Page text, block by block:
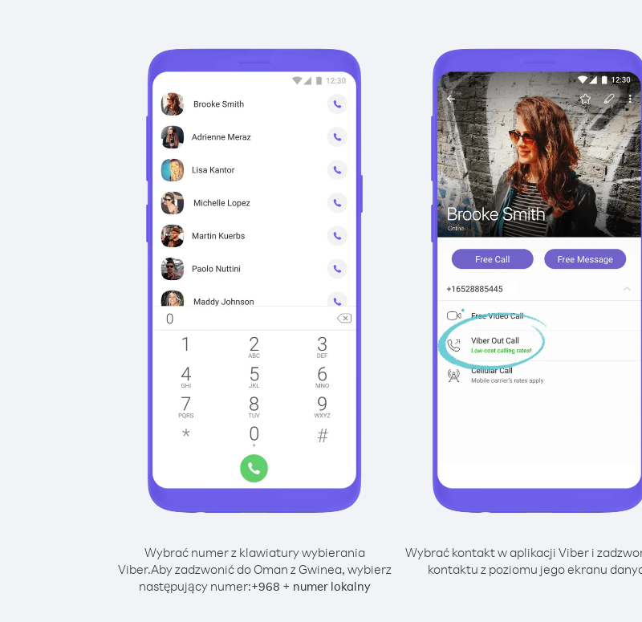
Wybrać numer z klawiatury wybierania
Viber.Aby zadzwonić do Oman z Gwinea, wybierz
następujący numer:+968 + numer lokalny
Wybrać kontakt w aplikacji Viber i
kontaktu z poziomu jego ekranu